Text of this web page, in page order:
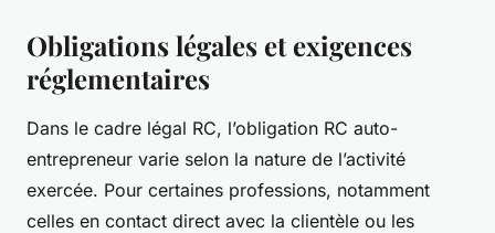
Obligations légales et exigences
réglementaires
Dans le cadre légal RC, l’obligation RC auto-
entrepreneur varie selon la nature de l’activité
exercée. Pour certaines professions, notamment
celles en contact direct avec la clientèle ou les